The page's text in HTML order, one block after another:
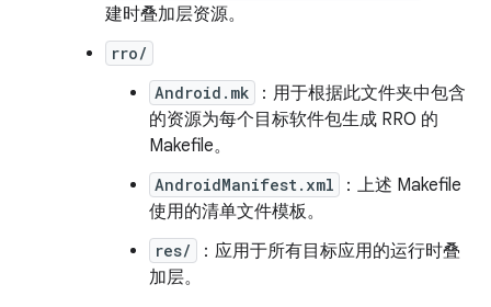
建时叠加层资源。
rro/
Android.mk
：用于根据此文件夹中包含
的资源为每个目标软件包生成 RRO 的
Makefile。
AndroidManifest.xml
：上述 Makefile
使用的清单文件模板。
res/
：应用于所有目标应用的运行时叠
加层。